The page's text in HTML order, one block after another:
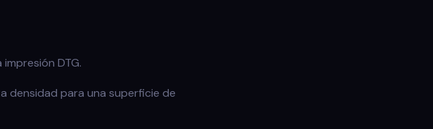
DTG.
densidad para una superficie de